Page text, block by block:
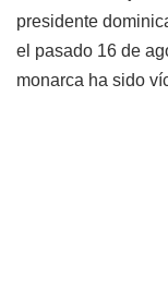
presidente
el pasado 16 de
monarca ha sido